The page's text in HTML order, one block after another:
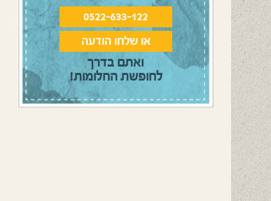
0522-633-122
או שלחו הודעה
ואתם בדרך
לחופשת החלומות!